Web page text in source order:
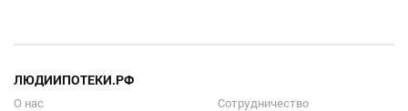
ЛЮДИИПОТЕКИ.РФ
О нас
Сотрудничество